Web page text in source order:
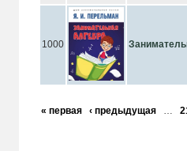
1000
« первая ‹ предыдущая …